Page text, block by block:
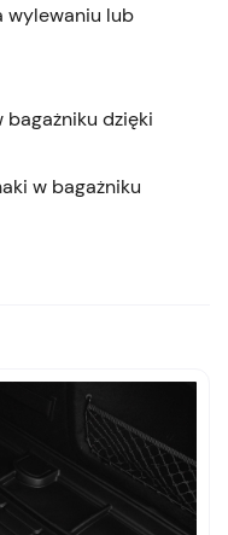
wylewaniu lub
bagażniku dzięki
w bagażniku